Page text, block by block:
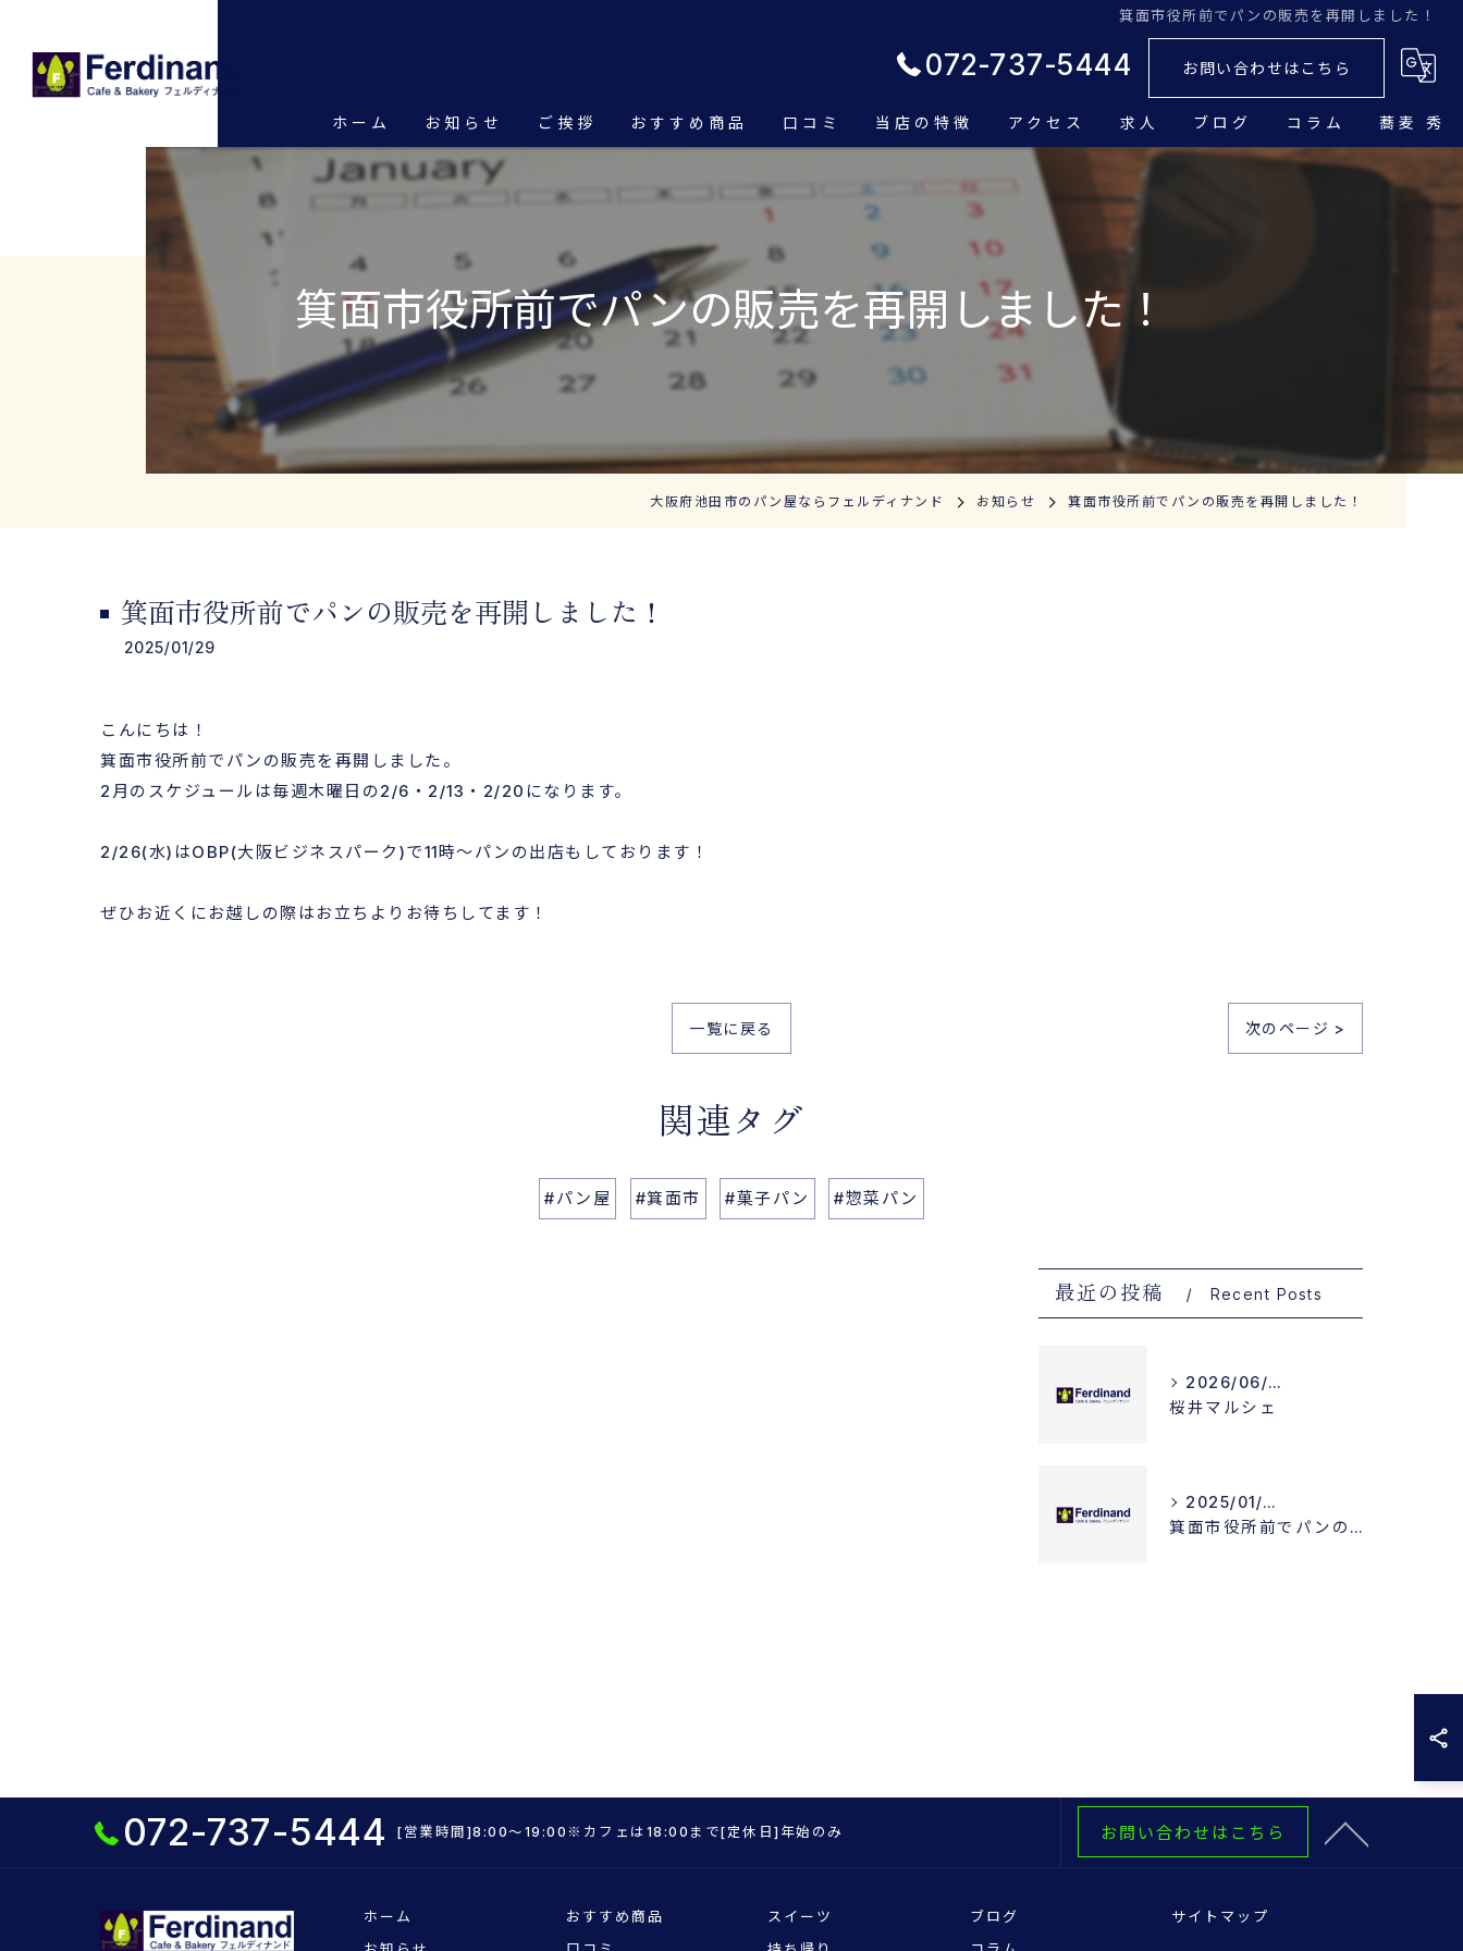
箕面市役所前でパンの販売を再開しました！
072-737-5444 お問い合わせはこちら
ホーム お知らせ ご挨拶
こだわり
おすすめ商品 口コミ 当店の特徴
サンドイッチ
スイーツ
持ち帰り
アクセス 求人 ブログ コラム 蕎麦 秀
箕面市役所前でパンの販売を再開しました！
大阪府池田市のパン屋ならフェルディナンド お知らせ 箕面市役所前でパンの販売を再開しました！
箕面市役所前でパンの販売を再開しました！
2025/01/29
こんにちは！
箕面市役所前でパンの販売を再開しました。
2月のスケジュールは毎週木曜日の2/6・2/13・2/20になります。
2/26(水)はOBP(大阪ビジネスパーク)で11時～パンの出店もしております！
ぜひお近くにお越しの際はお立ちよりお待ちしてます！
一覧に戻る 次のページ >
関連タグ
#パン屋 #箕面市 #菓子パン #惣菜パン
最近の投稿 Recent Posts
2026/06/12
桜井マルシェ
2025/01/29
箕面市役所前でパンの販売を再開しました！
072-737-5444 [営業時間]8:00～19:00※カフェは18:00まで[定休日]年始のみ お問い合わせはこちら
ホーム
おすすめ商品
スイーツ
ブログ
サイトマップ